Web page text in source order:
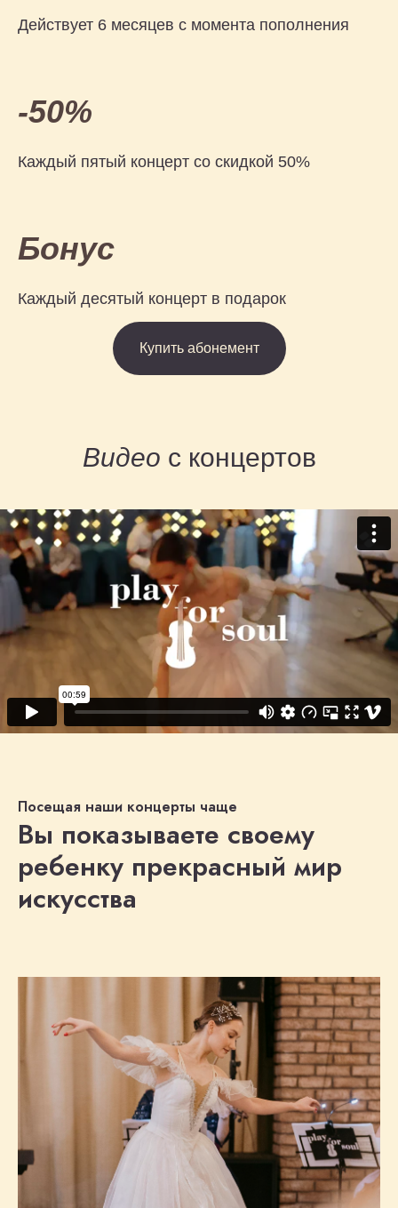
Действует 6 месяцев с момента пополнения
-50%
Каждый пятый концерт со скидкой 50%
Бонус
Каждый десятый концерт в подарок
Купить абонемент
Видео с концертов
Посещая наши концерты чаще
Вы показываете своему
ребенку прекрасный мир
искусства